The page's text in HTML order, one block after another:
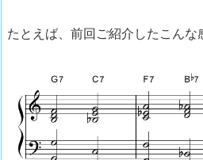
たとえば、前回ご紹介したこんな